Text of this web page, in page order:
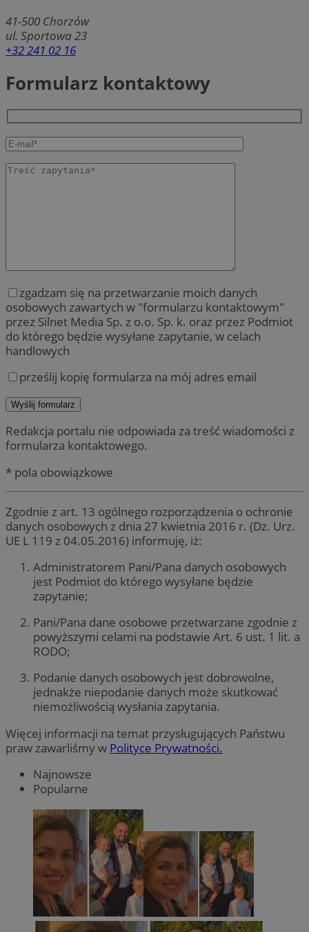
41-500 Chorzów
ul. Sportowa 23
+32 241 02 16
Formularz kontaktowy
zgadzam się na przetwarzanie moich danych
osobowych zawartych w "formularzu kontaktowym"
przez Silnet Media Sp. z o.o. Sp. k. oraz przez Podmiot
do którego będzie wysyłane zapytanie, w celach
handlowych
prześlij kopię formularza na mój adres email
Redakcja portalu nie odpowiada za treść wiadomości z
formularza kontaktowego.
* pola obowiązkowe
Zgodnie z art. 13 ogólnego rozporządzenia o ochronie
danych osobowych z dnia 27 kwietnia 2016 r. (Dz. Urz.
UE L 119 z 04.05.2016) informuję, iż:
Administratorem Pani/Pana danych osobowych
jest Podmiot do którego wysyłane będzie
zapytanie;
Pani/Pana dane osobowe przetwarzane zgodnie z
powyższymi celami na podstawie Art. 6 ust. 1 lit. a
RODO;
Podanie danych osobowych jest dobrowolne,
jednakże niepodanie danych może skutkować
niemożliwością wysłania zapytania.
Więcej informacji na temat przysługujących Państwu
praw zawarliśmy w Polityce Prywatności.
Najnowsze
Popularne